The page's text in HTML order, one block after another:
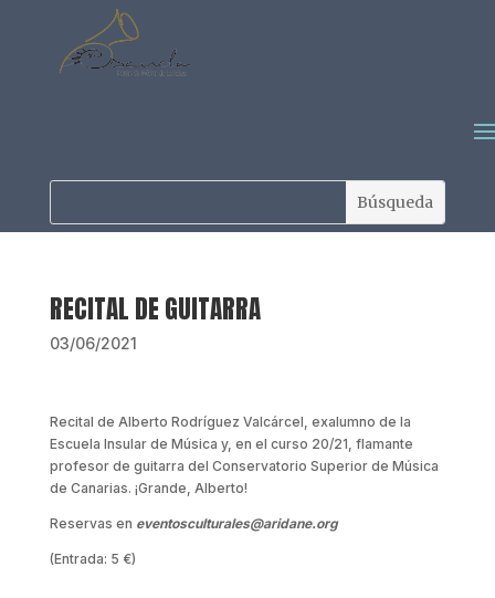
RECITAL DE GUITARRA
03/06/2021
Recital de Alberto Rodríguez Valcárcel, exalumno de la
Escuela Insular de Música y, en el curso 20/21, flamante
profesor de guitarra del Conservatorio Superior de Música
de Canarias. ¡Grande, Alberto!
Reservas en eventosculturales@aridane.org
(Entrada: 5 €)